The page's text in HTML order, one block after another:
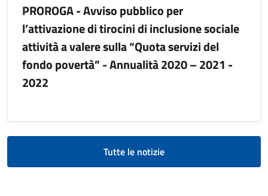
PROROGA - Avviso pubblico per
l’attivazione di tirocini di inclusione sociale
attività a valere sulla “Quota servizi del
fondo povertà” - Annualità 2020 – 2021 -
2022
Tutte le notizie